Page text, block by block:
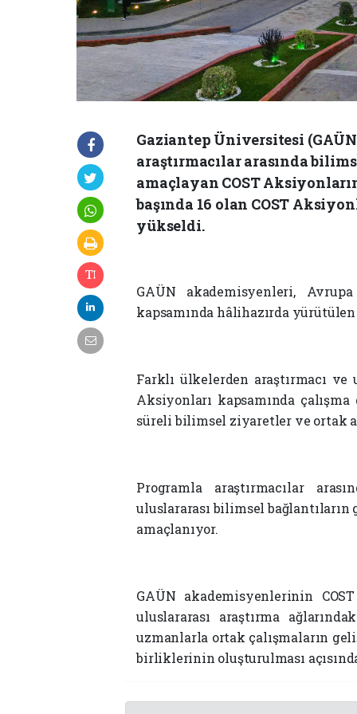
Gaziantep Üniversitesi
araştırmacılar arasında
amaçlayan COST
başında 16 olan COST
yükseldi.
GAÜN akademisyenleri,
kapsamında hâlihazırda
Farklı ülkelerden araştırmacı ve
Aksiyonları kapsamında
süreli bilimsel ziyaretler ve ortak
Programla araştırmacılar
uluslararası bilimsel
amaçlanıyor.
GAÜN akademisyenlerinin
uluslararası araştırma
uzmanlarla ortak çalışmaların
birliklerinin oluşturulması